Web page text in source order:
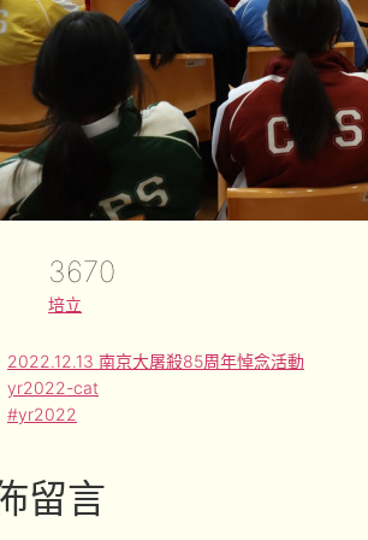
3670
培立
2022.12.13 南京大屠殺85周年悼念活動
yr2022-cat
#yr2022
留言